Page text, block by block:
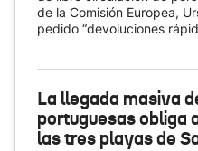
de la Comisión Europea,
pedido “devoluciones
La llegada masiva
portuguesas obliga
las tres playas de